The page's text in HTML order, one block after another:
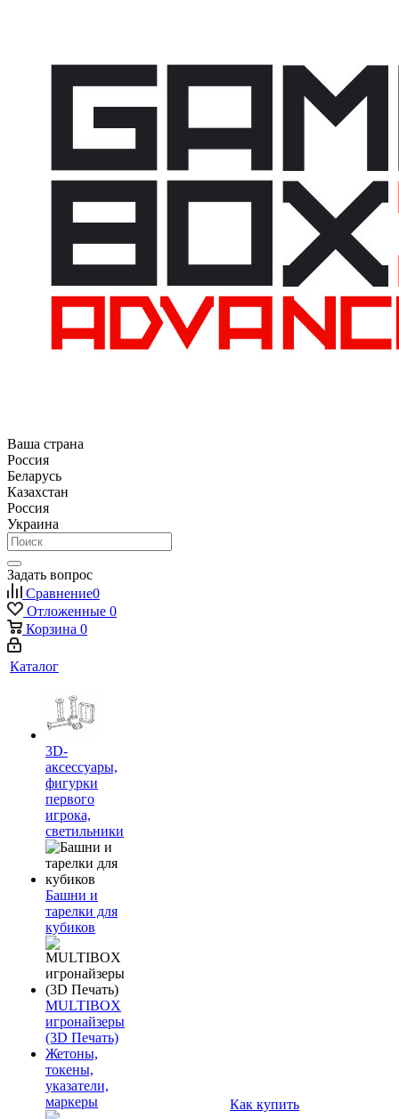
Ваша страна
Россия
Беларусь
Казахстан
Россия
Украина
Задать вопрос
Сравнение0
Отложенные 0
Корзина 0
Каталог
3D-
аксессуары,
фигурки
первого
игрока,
светильники
Башни и
тарелки для
кубиков
MULTIBOX
игронайзеры
(3D Печать)
Жетоны,
токены,
указатели,
маркеры
Как купить